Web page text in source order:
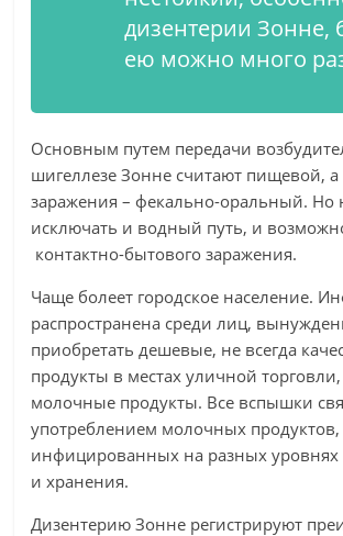
дизентерии Зонне,
ею можно много
Основным путем передачи
шигеллезе Зонне считают пищевой,
заражения – фекально-оральный. Но
исключать и водный путь, и
контактно-бытового заражения.
Чаще болеет городское население.
распространена среди лиц,
приобретать дешевые, не всегда
продукты в местах уличной
молочные продукты. Все вспышки
употреблением молочных продуктов,
инфицированных на разных уровнях
и хранения.
Дизентерию Зонне регистрируют